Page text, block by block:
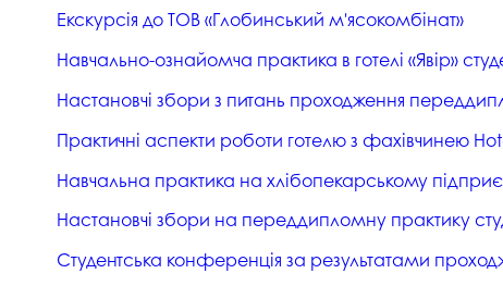
Екскурсія до ТОВ «Глобинський м'ясокомбінат»
Навчально-ознайомча практика в готелі «Явір»
Настановчі збори з питань проходження
Практичні аспекти роботи готелю з фахівчинею
Навчальна практика на хлібопекарському
Настановчі збори на переддипломну практику
Студентська конференція за результатами